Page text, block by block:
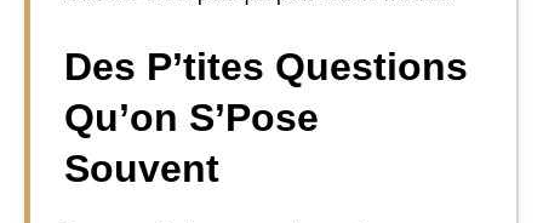
Des P’tites Questions
Qu’on S’Pose
Souvent